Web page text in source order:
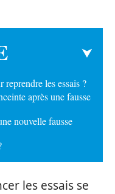
les essais ?
après une fausse
nouvelle fausse
les essais se